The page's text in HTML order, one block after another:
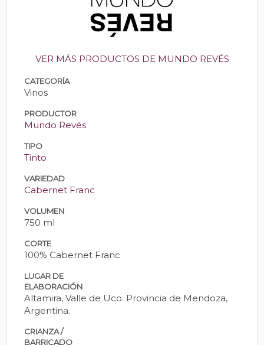
VER MÁS PRODUCTOS DE MUNDO REVÉS
CATEGORÍA
Vinos
PRODUCTOR
Mundo Revés
TIPO
Tinto
VARIEDAD
Cabernet Franc
VOLUMEN
750 ml
CORTE
100% Cabernet Franc
LUGAR DE
ELABORACIÓN
Altamira, Valle de Uco. Provincia de Mendoza,
Argentina.
CRIANZA /
BARRICADO